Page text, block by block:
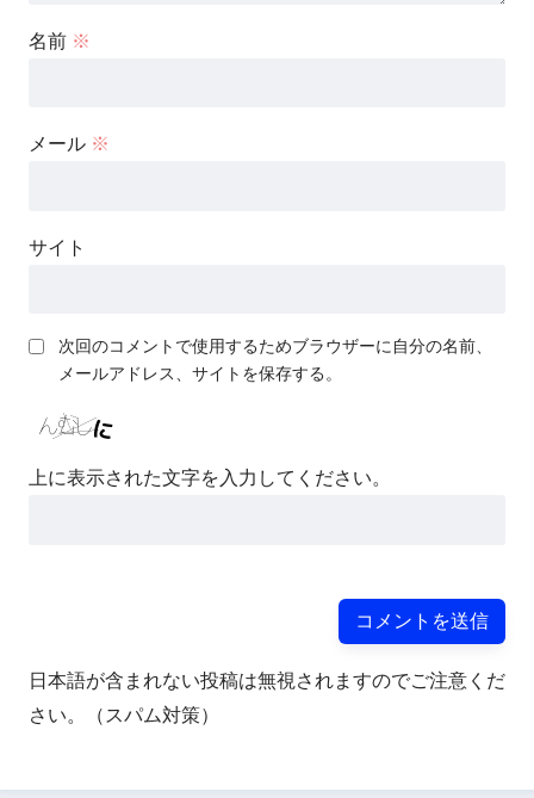
名前 ※
メール ※
サイト
次回のコメントで使用するためブラウザーに自分の名前、
メールアドレス、サイトを保存する。
上に表示された文字を入力してください。
日本語が含まれない投稿は無視されますのでご注意くだ
さい。（スパム対策）